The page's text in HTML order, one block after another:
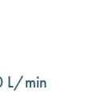
L/min